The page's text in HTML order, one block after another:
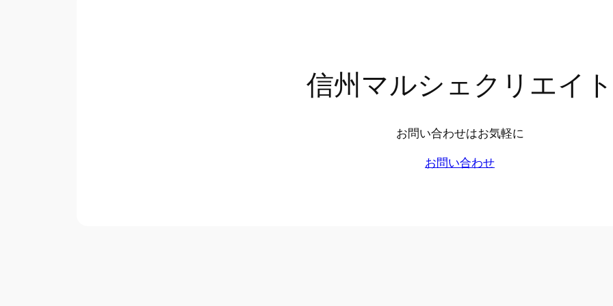
信州マルシェクリエイト
お問い合わせはお気軽に
お問い合わせ